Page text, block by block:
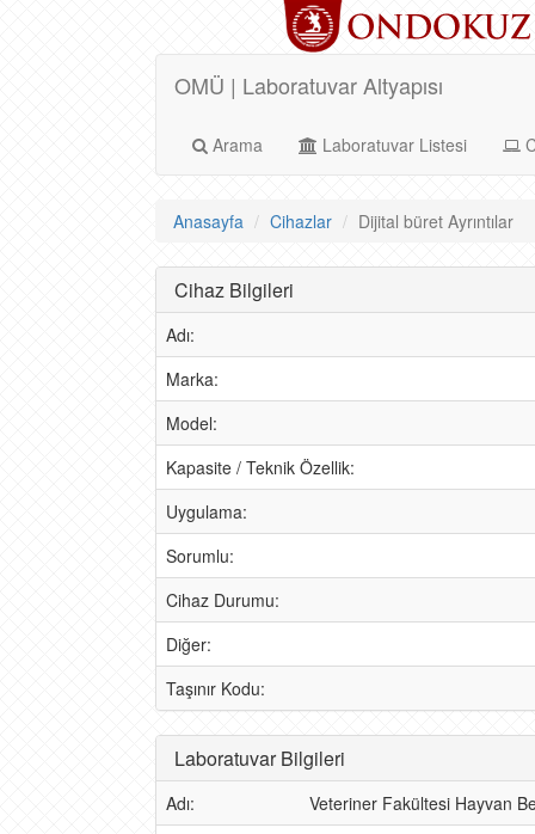
OMÜ | Laboratuvar Altyapısı
Arama Laboratuvar Listesi
Anasayfa Cihazlar Dijital büret Ayrıntılar
Cihaz Bilgileri
Adı:
Marka:
Model:
Kapasite / Teknik Özellik:
Uygulama:
Sorumlu:
Cihaz Durumu:
Diğer:
Taşınır Kodu:
Laboratuvar Bilgileri
Adı:
Veteriner Fakültesi Hayvan